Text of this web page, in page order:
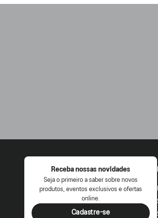
Receba nossas novidades
Seja o primeiro a saber sobre novos
produtos, eventos exclusivos e ofertas
online.
Cadastre-se